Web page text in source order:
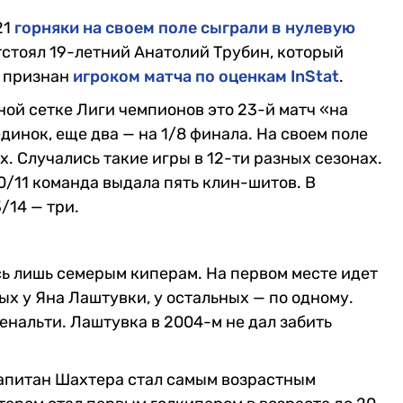
горняки на своем поле сыграли в нулевую
19-летний Анатолий Трубин, который
игроком матча по оценкам InStat.
сетке Лиги чемпионов это 23-й матч «на
еще два — на 1/8 финала. На своем поле
такие игры в 12-ти разных сезонах.
11 команда выдала пять клин-шитов. В
14 — три.
лишь семерым киперам. На первом месте идет
у Яна Лаштувки, у остальных — по одному.
Лаштувка в 2004-м не дал забить
Шахтера стал самым возрастным